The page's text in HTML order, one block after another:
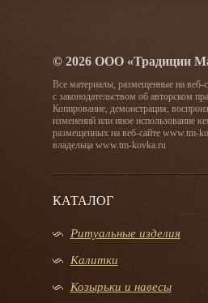
© 2026 ООО «Традиции
Все материалы, размещенные на веб-
с законодательством об авторском
Копирование, демонстрация,
изменений или иное использование
размещенных на веб-сайте www.tm-
владельца www.tm-kovka.ru
КАТАЛОГ
Ритуальные изделия
Калитки
Козырьки и навесы